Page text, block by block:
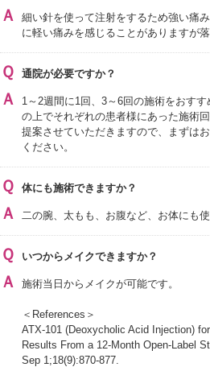
Ａ
細い針を使って注射をするため強い痛
に軽い痛みを感じることがありますが
Ｑ 通院が必要ですか？
Ａ
1～2週間に1回、3～6回の施術をおす
の上でそれぞれの患者様にあった施術
提案させていただきますので、まずは
ください。
Ｑ 体にも施術できますか？
Ａ 二の腕、太もも、お腹など、お体にも使
Ｑ いつからメイクできますか？
Ａ 施術当日からメイクが可能です。
＜References＞
ATX-101 (Deoxycholic Acid Injection)
Results From a 12-Month Open-Label
Sep 1;18(9):870-877.